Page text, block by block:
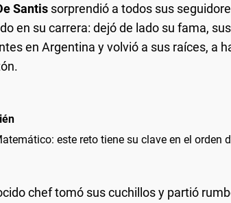
Santis sorprendió a todos sus
en su carrera: dejó de lado su fama,
en Argentina y volvió a sus raíces, a
este reto tiene su clave en el orden
chef tomó sus cuchillos y partió